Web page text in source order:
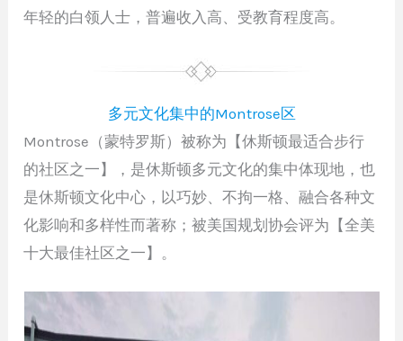
年轻的白领人士，普遍收入高、受教育程度高。
多元文化集中的Montrose区
Montrose（蒙特罗斯）被称为【休斯顿最适合步行
的社区之一】，是休斯顿多元文化的集中体现地，也
是休斯顿文化中心，以巧妙、不拘一格、融合各种文
化影响和多样性而著称；被美国规划协会评为【全美
十大最佳社区之一】。